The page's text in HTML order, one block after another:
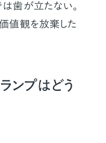
は歯が立たない。
値観を放棄した
ンプはどう